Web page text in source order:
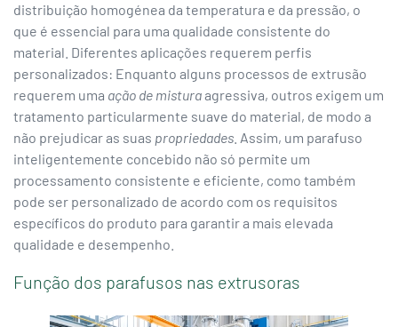
distribuição homogénea da temperatura e da pressão, o
que é essencial para uma qualidade consistente do
material. Diferentes aplicações requerem perfis
personalizados: Enquanto alguns processos de extrusão
requerem uma ação de misturaagressiva, outros exigem um
tratamento particularmente suave do material, de modo a
não prejudicar as suas propriedades . Assim, um parafuso
inteligentemente concebido não só permite um
processamento consistente e eficiente, como também
pode ser personalizado de acordo com os requisitos
específicos do produto para garantir a mais elevada
qualidade e desempenho.
Função dos parafusos nas extrusoras